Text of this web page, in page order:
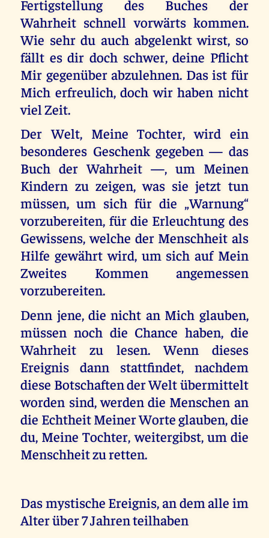
Fertigstellung des Buches der
Wahrheit schnell vorwärts kommen.
Wie sehr du auch abgelenkt wirst, so
fällt es dir doch schwer, deine Pflicht
Mir gegenüber abzulehnen. Das ist für
Mich erfreulich, doch wir haben nicht
viel Zeit.
Der Welt, Meine Tochter, wird ein
besonderes Geschenk gegeben — das
Buch der Wahrheit —, um Meinen
Kindern zu zeigen, was sie jetzt tun
müssen, um sich für die „Warnung“
vorzubereiten, für die Erleuchtung des
Gewissens, welche der Menschheit als
Hilfe gewährt wird, um sich auf Mein
Zweites Kommen angemessen
vorzubereiten.
Denn jene, die nicht an Mich glauben,
müssen noch die Chance haben, die
Wahrheit zu lesen. Wenn dieses
Ereignis dann stattfindet, nachdem
diese Botschaften der Welt übermittelt
worden sind, werden die Menschen an
die Echtheit Meiner Worte glauben, die
du, Meine Tochter, weitergibst, um die
Menschheit zu retten.
Das mystische Ereignis, an dem alle im
Alter über 7 Jahren teilhaben